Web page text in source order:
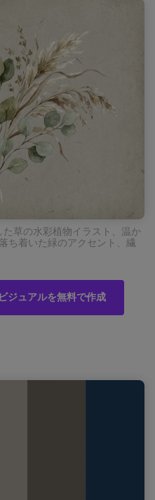
草の水彩植物イラスト、温か
ち着いた緑のアクセント、繊
ジュアルを無料で作成